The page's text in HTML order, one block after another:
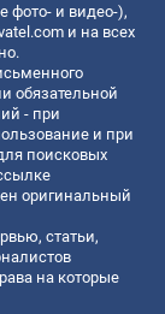
фото- и видео-),
и на всех
обязательной
- при
и при
поисковых
оригинальный
статьи,
на которые